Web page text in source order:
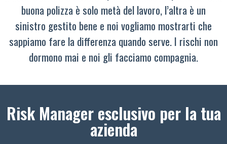
buona polizza è solo metà del lavoro, l’altra è un
sinistro gestito bene e noi vogliamo mostrarti che
sappiamo fare la differenza quando serve. I rischi non
dormono mai e noi gli facciamo compagnia.
Risk Manager esclusivo per la tua
azienda